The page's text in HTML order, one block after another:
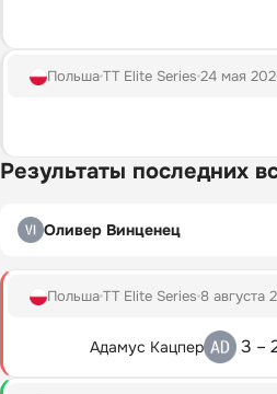
ПольшаTT Elite Series 24 мая
Результаты последних
Оливер Винценец
ПольшаTT Elite Series 8 августа
Адамус Кацпер 3 –